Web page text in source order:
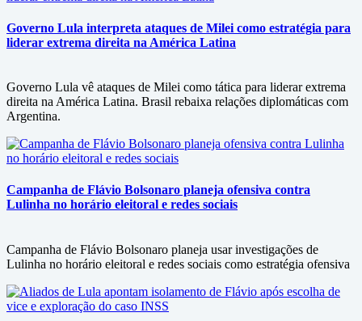
Governo Lula interpreta ataques de Milei como estratégia para
liderar extrema direita na América Latina
Governo Lula vê ataques de Milei como tática para liderar extrema
direita na América Latina. Brasil rebaixa relações diplomáticas com
Argentina.
Campanha de Flávio Bolsonaro planeja ofensiva contra
Lulinha no horário eleitoral e redes sociais
Campanha de Flávio Bolsonaro planeja usar investigações de
Lulinha no horário eleitoral e redes sociais como estratégia ofensiva